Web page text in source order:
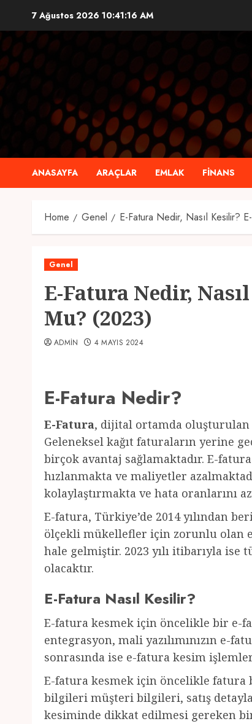
content
7 Ağustos 2026 10:41:17 AM
ANASAYFA ARAÇLAR EMLAK FINANS
Home Genel E-Fatura Nedir, Nasıl Kesilir?
Genel
E-Fatura Nedir,
Mu? (2023)
ADMIN 4 MAYIS 2024
E-Fatura Nedir?
E-Fatura, dijital ortamda oluşturulan
Geleneksel kağıt faturaların yerine
birçok avantaj sağlamaktadır. E-
hızlanmakta ve maliyetler
kolaylaştırmakta ve hata oranlarını
E-fatura, Türkiye’de 2014 yılından
ölçekli mükellefler için zorunlu olan
hale gelmiştir. 2023 yılı itibarıyla
olacaktır.
E-Fatura Nasıl Kesilir?
E-fatura kesmek için öncelikle bir e-
entegrasyon, mali yazılımınızın e-
sonrasında ise e-fatura kesim
E-fatura kesmek için öncelikle
bilgileri müşteri bilgileri, satış
kesiminde dikkat edilmesi gereken